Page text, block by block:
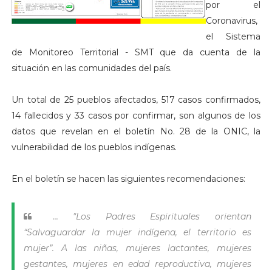
por el
Coronavirus,
el Sistema
de Monitoreo Territorial - SMT que da cuenta de la
situación en las comunidades del país.
Un total de 25 pueblos afectados, 517 casos confirmados,
14 fallecidos y 33 casos por confirmar, son algunos de los
datos que revelan en el boletín No. 28 de la ONIC, la
vulnerabilidad de los pueblos indígenas.
En el boletín se hacen las siguientes recomendaciones:
... "Los Padres Espirituales orientan
“Salvaguardar la mujer indígena, el territorio es
mujer”. A las niñas, mujeres lactantes, mujeres
gestantes, mujeres en edad reproductiva, mujeres